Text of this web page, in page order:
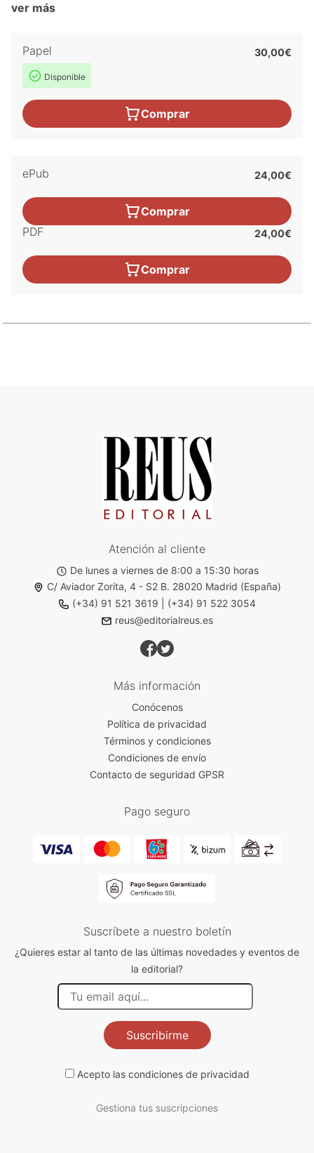
ver más
Papel
Disponible
30,00€
Comprar
ePub 24,00€
Comprar
PDF
24,00€
Comprar
Atención al cliente
De lunes a viernes de 8:00 a 15:30 horas
C/ Aviador Zorita, 4 - S2 B. 28020 Madrid (España)
(+34) 91 521 3619
(+34) 91 522 3054
reus@editorialreus.es
Más información
Conócenos
Política de privacidad
Términos y condiciones
Condiciones de envío
Contacto de seguridad GPSR
Pago seguro
Suscríbete a nuestro boletín
¿Quieres estar al tanto de las últimas novedades y eventos de
la editorial?
Suscribirme
Acepto las condiciones de privacidad
Gestiona tus suscripciones